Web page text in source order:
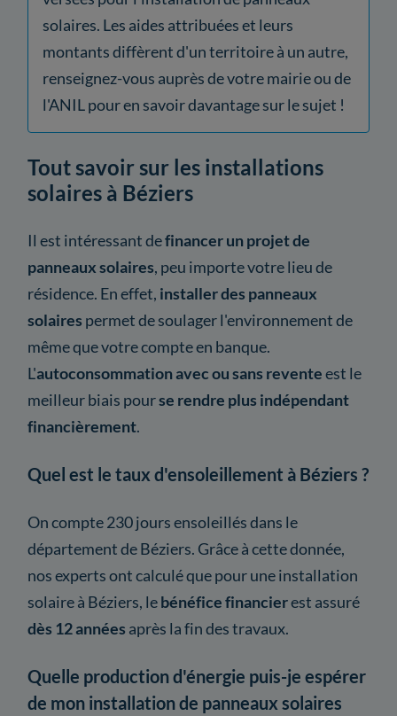
solaires. Les aides attribuées et leurs
montants diffèrent d'un territoire à un autre,
renseignez-vous auprès de votre mairie ou de
l'ANIL pour en savoir davantage sur le sujet !
Tout savoir sur les installations
solaires à Béziers
Il est intéressant definancer un projet de
panneaux solaires, peu importe votre lieu de
résidence. En effet, installer des panneaux
solaires permet de soulager l'environnement de
même que votre compte en banque.
L'autoconsommation avec ou sans reventeest le
meilleur biais pourse rendre plus indépendant
financièrement.
Quel est le taux d'ensoleillement à Béziers ?
On compte 230 jours ensoleillés dans le
département de Béziers. Grâce à cette donnée,
nos experts ont calculé que pour une installation
solaire à Béziers, lebénéfice financierest assuré
dès 12 années après la fin des travaux.
Quelle production d'énergie puis-je espérer
de mon installation de panneaux solaires